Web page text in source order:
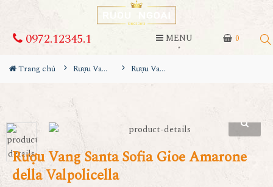
0
0972.12345.1 MENU
Trang chủ Rượu Vang Rượu Vang Santa Sofia Gioe Amarone della Valpolicella
Rượu Vang Santa Sofia Gioe Amarone
della Valpolicella